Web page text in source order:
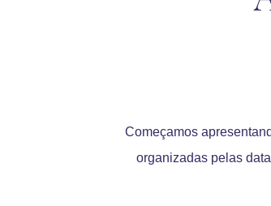
Começamos
organizadas pelas